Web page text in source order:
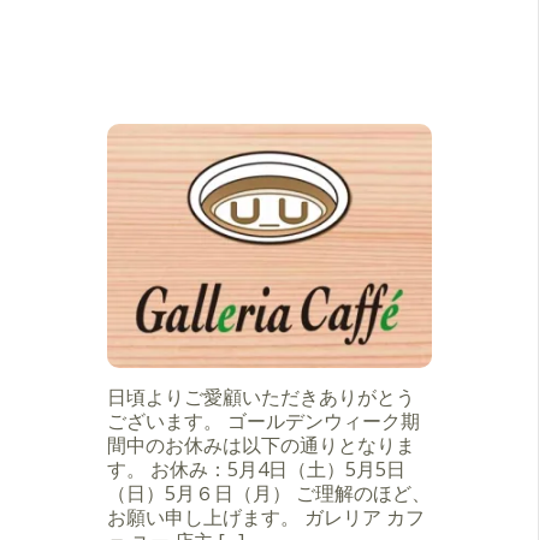
日頃よりご愛顧いただきありがとう
ございます。 ゴールデンウィーク期
間中のお休みは以下の通りとなりま
す。 お休み：5月4日（土）5月5日
（日）5月６日（月） ご理解のほど、
お願い申し上げます。 ガレリア カフ